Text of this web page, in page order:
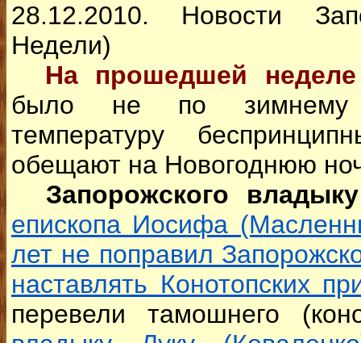
28.12.2010. Новости
Недели)
На прошедшей
было не по зимнему
температуру
обещают на Новогоднюю
Запорожского
епископа Иосифа
лет не поправил
наставлять Конотопских
перевели тамошнего